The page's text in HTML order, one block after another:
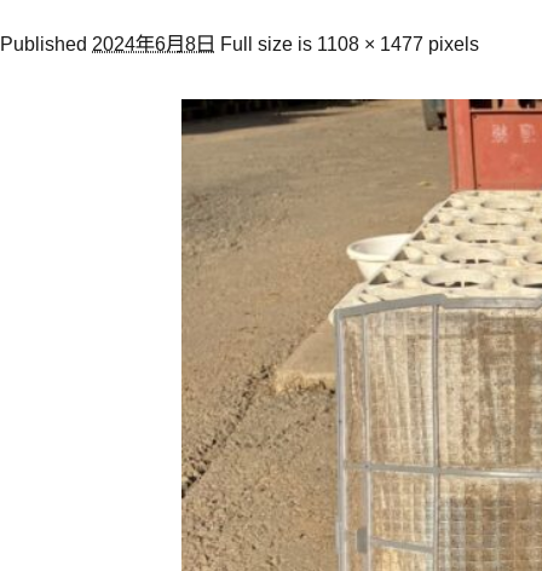
Published 2024年6月8日 Full size is 1108 × 1477 pixels